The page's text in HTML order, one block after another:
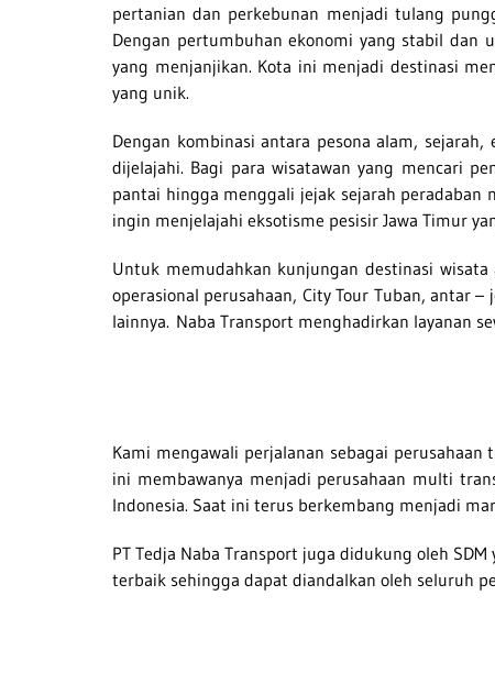
pertanian dan perkebunan menjadi tulang
Dengan pertumbuhan ekonomi yang stabil
yang menjanjikan. Kota ini menjadi destinasi
yang unik.
Dengan kombinasi antara pesona alam,
dijelajahi. Bagi para wisatawan yang mencari
pantai hingga menggali jejak sejarah peradaban
ingin menjelajahi eksotisme pesisir Jawa Timur
Untuk memudahkan kunjungan destinasi
operasional perusahaan, City Tour Tuban, antar –
lainnya. Naba Transport menghadirkan layanan
Kami mengawali perjalanan sebagai
ini membawanya menjadi perusahaan multi
Indonesia. Saat ini terus berkembang menjadi
PT Tedja Naba Transport juga didukung oleh
terbaik sehingga dapat diandalkan oleh seluruh